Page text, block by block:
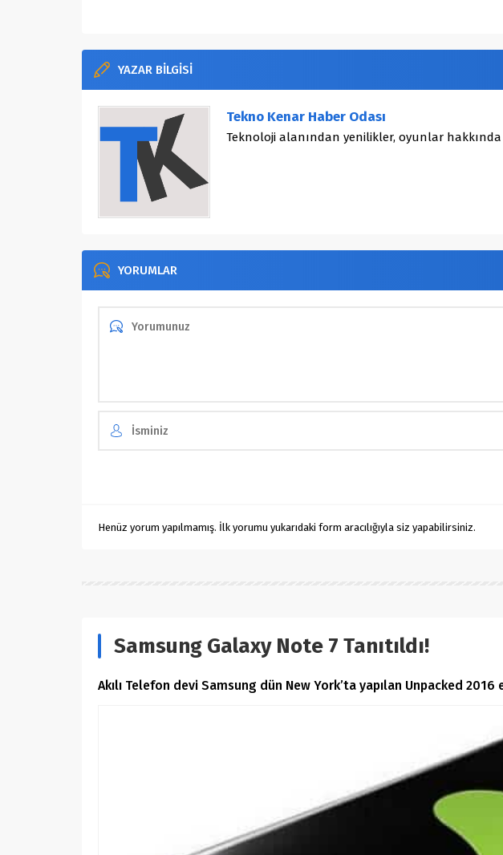
YAZAR BİLGİSİ
Tekno Kenar Haber Odası
Teknoloji alanından yenilikler, oyunlar
YORUMLAR
Henüz yorum yapılmamış. İlk yorumu yukarıdaki form aracılığıyla siz yapabilirsiniz.
Samsung Galaxy Note 7 Tanıtıldı!
Akılı Telefon devi Samsung dün New York’ta yapılan Unpacked